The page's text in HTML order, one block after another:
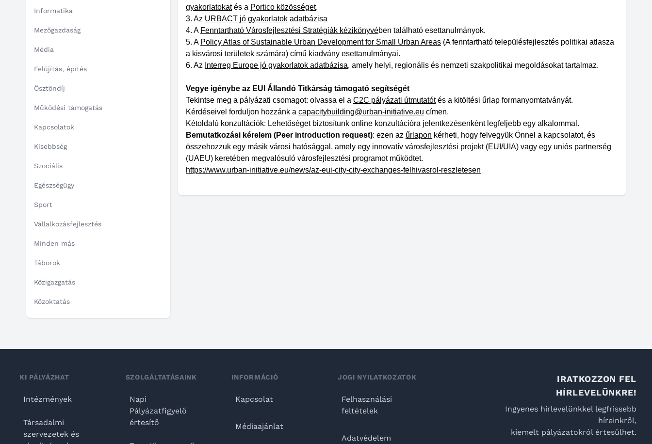
Informatika
Mezőgazdaság
Média
Felújítás, építés
Ösztöndíj
Működési támogatás
Kapcsolatok
Kisebbség
Szociális
Egészségügy
Sport
Vállalkozásfejlesztés
Minden más
Táborok
Közigazgatás
Közoktatás
gyakorlatokatés a Portico közösséget.
3. Az URBACT jó gyakorlatok adatbázisa
4. A Fenntartható Városfejlesztési Stratégiák kézikönyvében található esettanulmányok.
5. A Policy Atlas of Sustainable Urban Development for Small Urban Areas (A fenntartható településfejlesztés politikai atlasza
a kisvárosi területek számára) című kiadvány esettanulmányai.
6. Az Interreg Europe jó gyakorlatok adatbázisa, amely helyi, regionális és nemzeti szakpolitikai megoldásokat tartalmaz.
Vegye igénybe az EUI Állandó Titkárság támogató segítségét
Tekintse meg a pályázati csomagot: olvassa el a C2C pályázati útmutatótés a kitöltési űrlap formanyomtatványát.
Kérdéseivel forduljon hozzánk a capacitybuilding@urban-initiative.eu címen.
Kétoldalú konzultációk: Lehetőséget biztosítunk online konzultációra jelentkezésenként legfeljebb egy alkalommal.
Bemutatkozási kérelem (Peer introduction request): ezen az űrlapon kérheti, hogy felvegyük Önnel a kapcsolatot, és
összehozzuk egy másik városi hatósággal, amely egy innovatív városfejlesztési projekt (EUI/UIA) vagy egy uniós partnerség
(UAEU) keretében megvalósuló városfejlesztési programot működtet.
https://www.urban-initiative.eu/news/az-eui-city-city-exchanges-felhivasrol-reszletesen
KI PÁLYÁZHAT
Intézmények
Társadalmi
szervezetek és
SZOLGÁLTATÁSAINK
Napi
Pályázatfigyelő
értesítő
INFORMÁCIÓ
Kapcsolat
Médiaajánlat
JOGI NYILATKOZATOK
Felhasználási
feltételek
Adatvédelem
IRATKOZZON FEL
HÍRLEVELÜNKRE!
Ingyenes hírlevelünkkel legfrissebb
híreinkről,
kiemelt pályázatokról értesülhet.